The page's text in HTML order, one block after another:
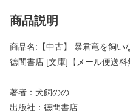
商品説明
商品名:【中古】 暴君竜を飼い
徳間書店 [文庫]【メール便送料
著者：犬飼のの
出版社：徳間書店